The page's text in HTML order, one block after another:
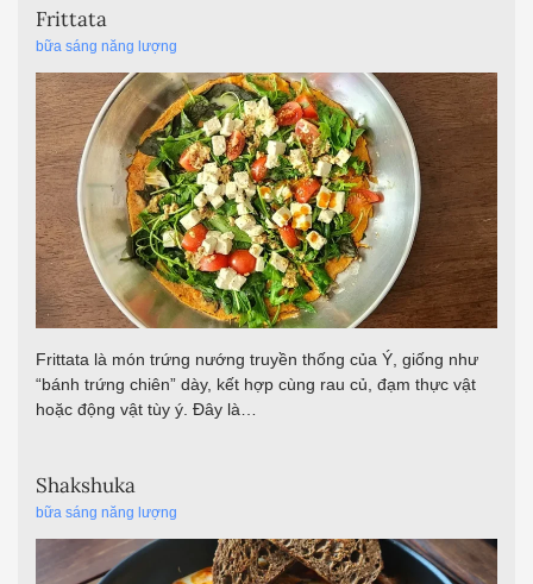
Frittata
bữa sáng năng lượng
Frittata là món trứng nướng truyền thống của Ý, giống như
“bánh trứng chiên” dày, kết hợp cùng rau củ, đạm thực vật
hoặc động vật tùy ý. Đây là…
Shakshuka
bữa sáng năng lượng